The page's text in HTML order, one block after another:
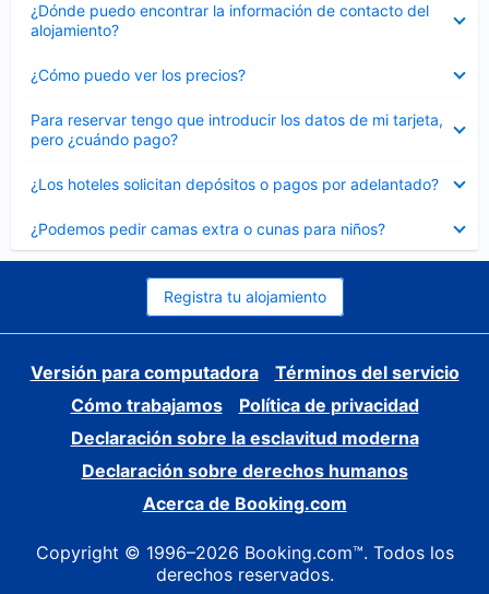
¿Dónde puedo encontrar la información de contacto del
alojamiento?
cerrado
¿Cómo puedo ver los precios?
cerrado
Para reservar tengo que introducir los datos de mi tarjeta,
pero ¿cuándo pago?
cerrado
¿Los hoteles solicitan depósitos o pagos por adelantado?
cerrado
¿Podemos pedir camas extra o cunas para niños?
cerrado
Registra tu alojamiento
Versión para computadora
Términos del servicio
Cómo trabajamos
Política de privacidad
Declaración sobre la esclavitud moderna
Declaración sobre derechos humanos
Acerca de Booking.com
Copyright © 1996–2026 Booking.com™. Todos los
derechos reservados.